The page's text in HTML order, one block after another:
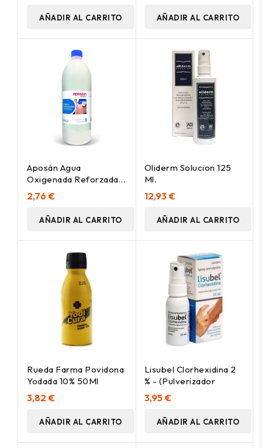
AÑADIR AL CARRITO AÑADIR AL CARRITO
Aposán Agua
Oxigenada Reforzada,
1000 Ml
2,76 €
AÑADIR AL CARRITO
Oliderm Solucion 125
Ml.
12,93 €
AÑADIR AL CARRITO
Rueda Farma Povidona
Yodada 10% 50Ml
3,82 €
AÑADIR AL CARRITO
Lisubel Clorhexidina 2
% - (Pulverizador
3,95 €
AÑADIR AL CARRITO